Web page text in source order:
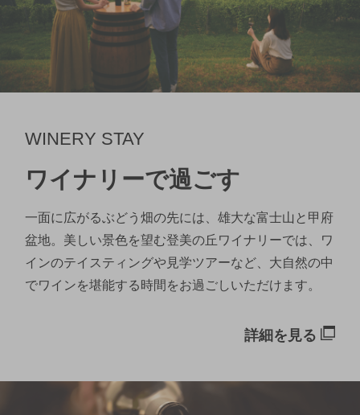
WINERY STAY
ワイナリーで過ごす
一面に広がるぶどう畑の先には、雄大な富士山と甲府
盆地。美しい景色を望む登美の丘ワイナリーでは、ワ
インのテイスティングや見学ツアーなど、大自然の中
でワインを堪能する時間をお過ごしいただけます。
詳細を見る